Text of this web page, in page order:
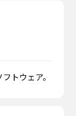
トウェア。